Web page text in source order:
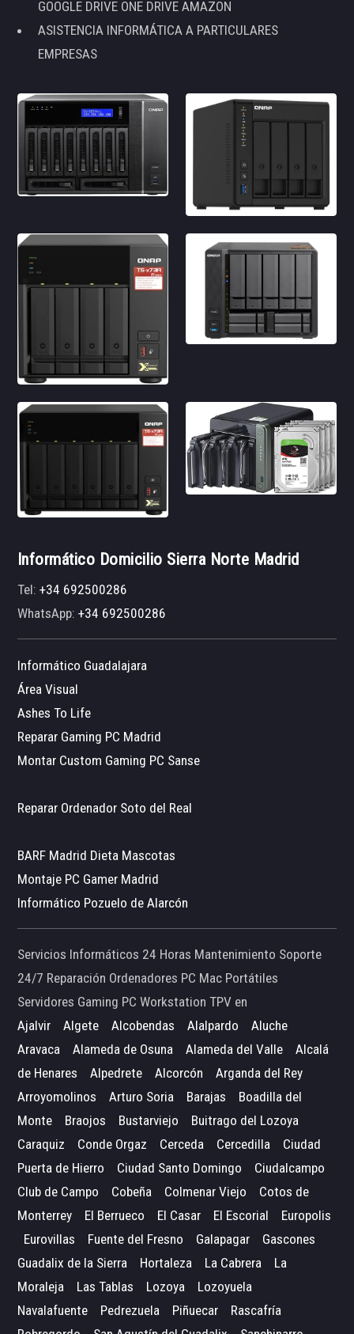
GOOGLE DRIVE ONE DRIVE AMAZON
ASISTENCIA INFORMÁTICA A PARTICULARES
EMPRESAS
Informático Domicilio Sierra Norte Madrid
Tel:+34 692500286
WhatsApp:+34 692500286
Informático Guadalajara
Área Visual
Ashes To Life
Reparar Gaming PC Madrid
Montar Custom Gaming PC Sanse
Reparar Ordenador Soto del Real
BARF Madrid Dieta Mascotas
Montaje PC Gamer Madrid
Informático Pozuelo de Alarcón
Servicios Informáticos 24 Horas Mantenimiento Soporte
24/7 Reparación Ordenadores PC Mac Portátiles
Servidores Gaming PC Workstation TPV en
Ajalvir
Algete Alcobendas Alalpardo
Aluche
Aravaca
Alameda de Osuna Alameda del Valle
Alcalá
de Henares
Alpedrete Alcorcón
Arganda del Rey
Arroyomolinos
Arturo Soria Barajas
Boadilla del
Monte
Braojos Bustarviejo
Buitrago del Lozoya
Caraquiz
Conde Orgaz Cerceda Cercedilla
Ciudad
Puerta de Hierro
Ciudad Santo Domingo
Ciudalcampo
Club de Campo
Cobeña Colmenar Viejo
Cotos de
Monterrey
El Berrueco El Casar El Escorial
Europolis
Eurovillas
Fuente del Fresno Galapagar
Gascones
Guadalix de la Sierra
Hortaleza La Cabrera
La
Moraleja
Las Tablas Lozoya
Lozoyuela
Navalafuente
Pedrezuela Piñuecar
Rascafría